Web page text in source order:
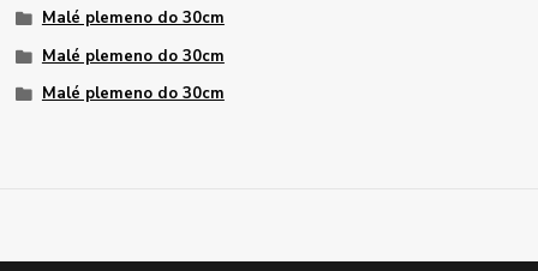
Malé plemeno do 30cm
Malé plemeno do 30cm
Malé plemeno do 30cm